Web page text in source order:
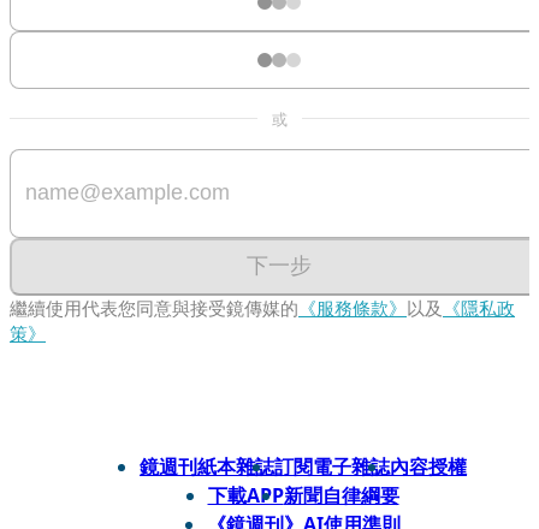
或
下一步
繼續使用代表您同意與接受鏡傳媒的 《服務條款》 以及 《隱私政
策》
鏡週刊紙本雜誌訂閱電子雜誌內容授權
下載APP新聞自律綱要